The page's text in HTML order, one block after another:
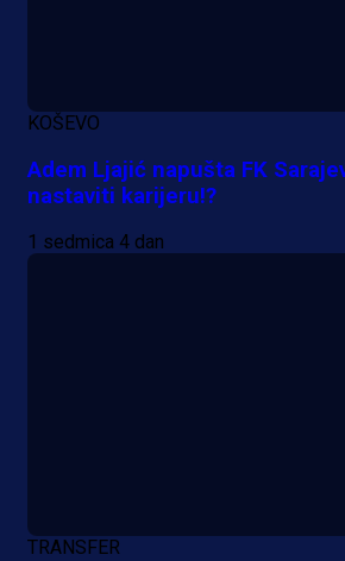
KOŠEVO
Adem Ljajić napušta FK
nastaviti karijeru!?
1 sedmica 4 dan
TRANSFER